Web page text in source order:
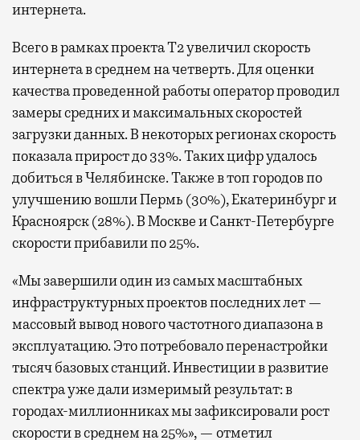
интернета.
Всего в рамках проекта Т2 увеличил скорость
интернета в среднем на четверть. Для оценки
качества проведенной работы оператор проводил
замеры средних и максимальных скоростей
загрузки данных. В некоторых регионах скорость
показала прирост до 33%. Таких цифр удалось
добиться в Челябинске. Также в топ городов по
улучшению вошли Пермь (30%), Екатеринбург и
Красноярск (28%). В Москве и Санкт-Петербурге
скорости прибавили по 25%.
«Мы завершили один из самых масштабных
инфраструктурных проектов последних лет —
массовый вывод нового частотного диапазона в
эксплуатацию. Это потребовало перенастройки
тысяч базовых станций. Инвестиции в развитие
спектра уже дали измеримый результат: в
городах-миллионниках мы зафиксировали рост
скорости в среднем на 25%», — отметил